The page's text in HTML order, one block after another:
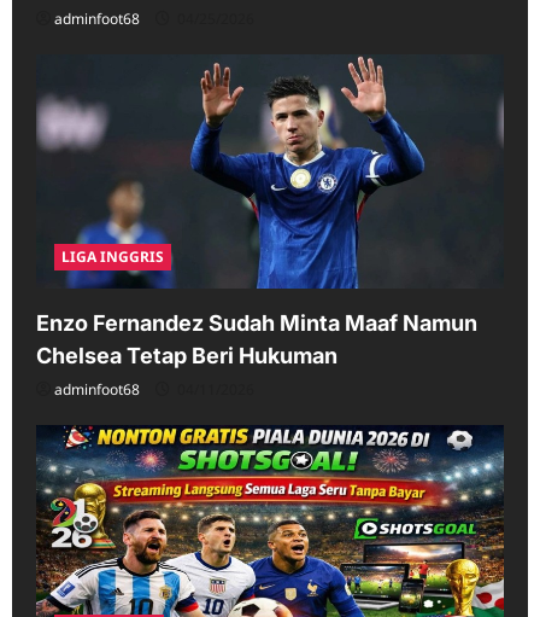
adminfoot68
LIGA INGGRIS
Enzo Fernandez Sudah Minta Maaf Namun
Chelsea Tetap Beri Hukuman
adminfoot68